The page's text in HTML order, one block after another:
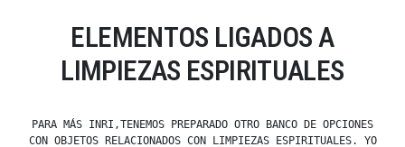
ELEMENTOS LIGADOS A
LIMPIEZAS ESPIRITUALES
PARA MÁS INRI,TENEMOS PREPARADO OTRO BANCO DE OPCIONES
CON OBJETOS RELACIONADOS CON LIMPIEZAS ESPIRITUALES. YO